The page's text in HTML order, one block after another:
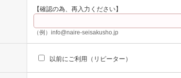
【確認の為、再入力ください】
（例）info@naire-seisakusho.jp
以前にご利用（リピーター）